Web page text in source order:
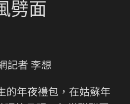
劈面
記者 李想
的年夜禮包，在姑蘇年